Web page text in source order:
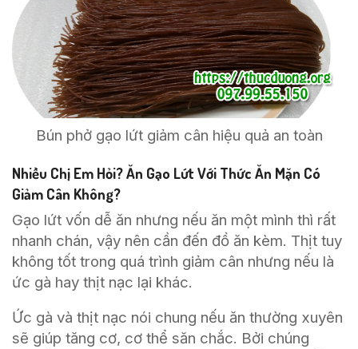
Bún phở gạo lứt giảm cân hiệu quả an toàn
Nhiều Chị Em Hỏi? Ăn Gạo Lứt Với Thức Ăn Mặn Có
Giảm Cân Không?
Gạo lứt vốn dễ ăn nhưng nếu ăn một mình thì rất
nhanh chán, vậy nên cần đến đồ ăn kèm. Thịt tuy
không tốt trong quá trình giảm cân nhưng nếu là
ức gà hay thịt nạc lại khác.
Ức gà và thịt nạc nói chung nếu ăn thường xuyên
sẽ giúp tăng cơ, cơ thể săn chắc. Bởi chúng